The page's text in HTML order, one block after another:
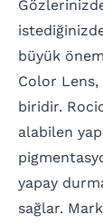
büyük
Color
biridir.
alabilen
yapay
sağlar.